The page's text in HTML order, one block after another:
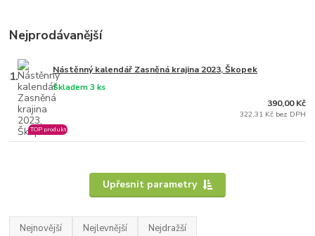
Nejprodávanější
1. Nástěnný kalendář Zasněná krajina 2023, Škopek
Skladem 3 ks
TOP produkt
390,00 Kč
322,31 Kč bez DPH
Upřesnit parametry
Nejnovější Nejlevnější Nejdražší